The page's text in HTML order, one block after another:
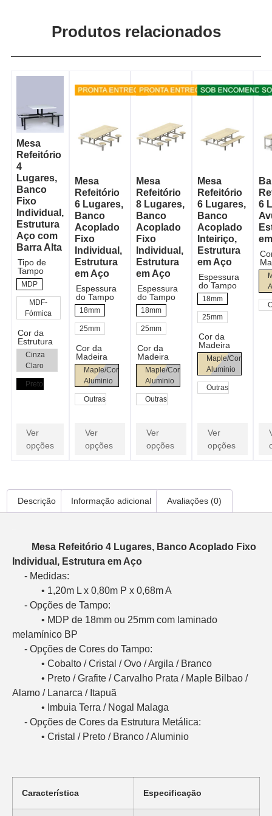
Produtos relacionados
Mesa
Refeitório
4
Lugares,
Banco
Fixo
Individual,
Estrutura
Aço com
Barra Alta
Tipo de
Tampo
MDP
MDF-
Fórmica
Cor da
Estrutura
Cinza
Claro
Preto
Ver
opções
Mesa
Refeitório
6 Lugares,
Banco
Acoplado
Fixo
Individual,
Estrutura
em Aço
Espessura
do Tampo
18mm
25mm
Cor da
Madeira
Maple/Cor
Aluminio
Outras
Ver
opções
Mesa
Refeitório
8 Lugares,
Banco
Acoplado
Fixo
Individual,
Estrutura
em Aço
Espessura
do Tampo
18mm
25mm
Cor da
Madeira
Maple/Cor
Aluminio
Outras
Ver
opções
Mesa
Refeitório
6 Lugares,
Banco
Acoplado
Inteiriço,
Estrutura
em Aço
Espessura
do Tampo
18mm
25mm
Cor da
Madeira
Maple/Cor
Aluminio
Outras
Ver
opções
6
Descrição Informação adicional Avaliações (0)
   Mesa Refeitório 4 Lugares, Banco Acoplado Fixo
Individual, Estrutura em Aço
melamínico BP
Alamo / Lanarca / Itapuã
            • Cristal / Preto / Branco / Aluminio
Característica Especificação